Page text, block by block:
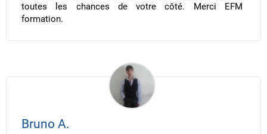
toutes les chances de votre côté. Merci EFM
formation.
Bruno A.